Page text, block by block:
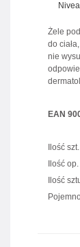
Nivea
Żele
do
nie
EAN
Ilość
Ilość
Ilość